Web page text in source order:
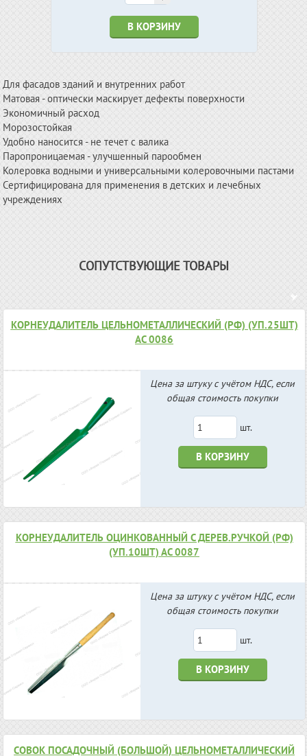
В КОРЗИНУ
Для фасадов зданий и внутренних работ
Матовая - оптически маскирует дефекты поверхности
Экономичный расход
Морозостойкая
Удобно наносится - не течет с валика
Паропроницаемая - улучшенный парообмен
Колеровка водными и универсальными колеровочными пастами
Сертифицирована для применения в детских и лечебных
учреждениях
СОПУТСТВУЮЩИЕ ТОВАРЫ
КОРНЕУДАЛИТЕЛЬ ЦЕЛЬНОМЕТАЛЛИЧЕСКИЙ (РФ) (УП.25ШТ)
АС 0086
Цена за штуку с учётом НДС, если
общая стоимость покупки
шт.
В КОРЗИНУ
КОРНЕУДАЛИТЕЛЬ ОЦИНКОВАННЫЙ С ДЕРЕВ.РУЧКОЙ (РФ)
(УП.10ШТ) АС 0087
Цена за штуку с учётом НДС, если
общая стоимость покупки
шт.
В КОРЗИНУ
СОВОК ПОСАДОЧНЫЙ (БОЛЬШОЙ) ЦЕЛЬНОМЕТАЛЛИЧЕСКИЙ